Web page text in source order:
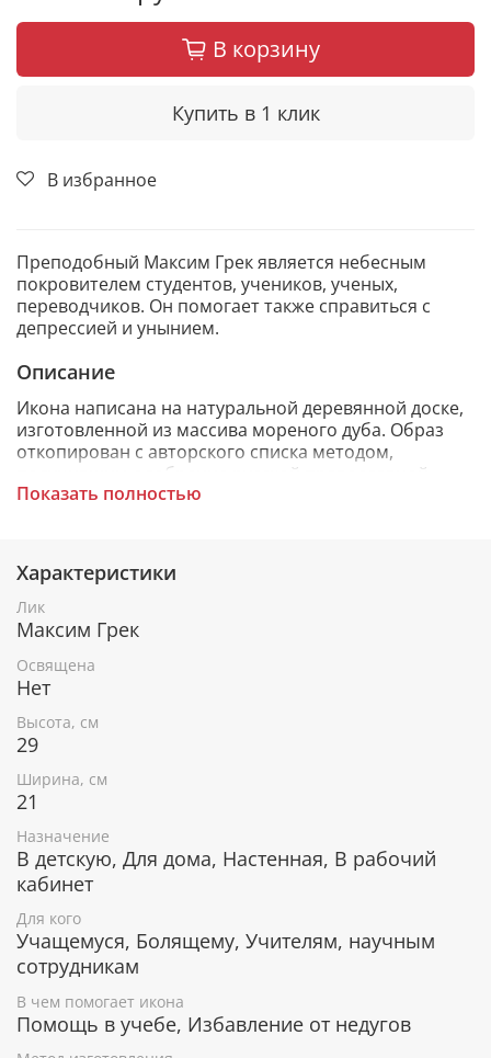
В корзину
Купить в 1 клик
В избранное
Преподобный Максим Грек является небесным
покровителем студентов, учеников, ученых,
переводчиков. Он помогает также справиться с
депрессией и унынием.
Описание
Икона написана на натуральной деревянной доске,
изготовленной из массива мореного дуба. Образ
откопирован с авторского списка методом,
получившим одобрение русской православной
церкви.
При окончательном оформлении образа
использовались специальные фронтажные грунты,
выравнивающие лаки и темперные краски. Венец и
поля иконы вручную украшены рельефным
орнаментом и натуральным жемчугом или
полудрагоценными камнями.
Максим Грек
Исцеление различных болезней.
Укрепление веры и духа.
Обретение сил при несправедливых гонениях и
притеснениях.
Избавление от уныния и депрессии.
Покровительствует учащимся, студентам,
переводчикам, ученым.
Гарантия подлинности
Показать полностью
Характеристики
Лик
Максим Грек
Освящена
Нет
Высота, см
29
Ширина, см
21
Назначение
В детскую, Для дома, Настенная, В рабочий
кабинет
Для кого
Учащемуся, Болящему, Учителям, научным
сотрудникам
В чем помогает икона
Помощь в учебе, Избавление от недугов